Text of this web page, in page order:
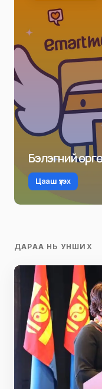
Бэлэгний
Цааш үзэх
ДАРАА НЬ УНШИХ